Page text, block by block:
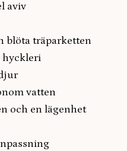
aviv
blöta träparketten
hyckleri
vatten
och en lägenhet